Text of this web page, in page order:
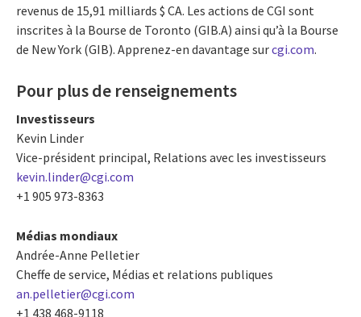
revenus de 15,91 milliards $ CA. Les actions de CGI sont
inscrites à la Bourse de Toronto (GIB.A) ainsi qu’à la Bourse
de New York (GIB). Apprenez-en davantage surcgi.com.
Pour plus de renseignements
Investisseurs
Kevin Linder
Vice-président principal, Relations avec les investisseurs
kevin.linder@cgi.com
+1 905 973-8363
Médias mondiaux
Andrée-Anne Pelletier
Cheffe de service, Médias et relations publiques
an.pelletier@cgi.com
+1 438 468-9118